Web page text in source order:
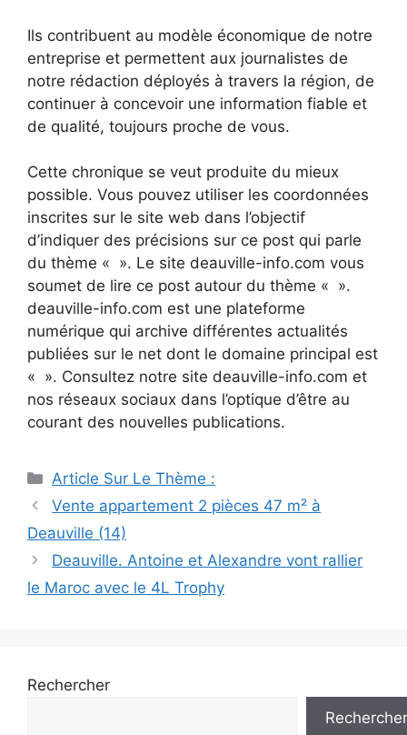
Ils contribuent au modèle économique de notre
entreprise et permettent aux journalistes de
notre rédaction déployés à travers la région, de
continuer à concevoir une information fiable et
de qualité, toujours proche de vous.
Cette chronique se veut produite du mieux
possible. Vous pouvez utiliser les coordonnées
inscrites sur le site web dans l’objectif
d’indiquer des précisions sur ce post qui parle
du thème « ». Le site deauville-info.com vous
soumet de lire ce post autour du thème « ».
deauville-info.com est une plateforme
numérique qui archive différentes actualités
publiées sur le net dont le domaine principal est
« ». Consultez notre site deauville-info.com et
nos réseaux sociaux dans l’optique d’être au
courant des nouvelles publications.
Catégories
Article Sur Le Thème :
Navigation
des
Vente appartement 2 pièces 47 m² à
Deauville (14)
Deauville. Antoine et Alexandre vont rallier
le Maroc avec le 4L Trophy
Rechercher
Rechercher